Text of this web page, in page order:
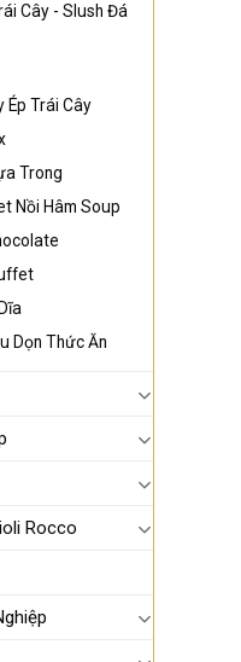
Cây - Slush Đá
Ép Trái Cây
Trong
Nồi Hâm Soup
Dọn Thức Ăn
Rocco